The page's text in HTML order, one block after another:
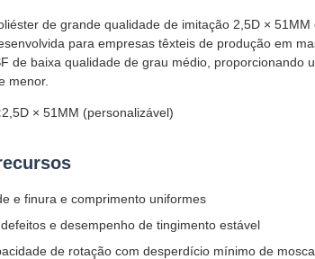
de grande qualidade de imitação 2,5D ×
para empresas têxteis de produção em
de baixa qualidade de grau médio, proporcionando
menor.
2,5D × 51MM (personalizável)
e finura e comprimento uniformes
e desempenho de tingimento estável
de rotação com desperdício mínimo de